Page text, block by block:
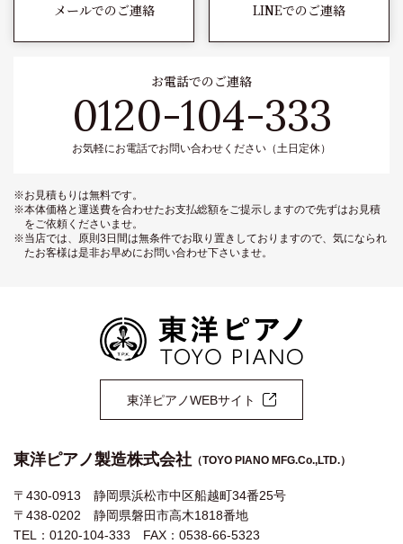
メールでのご連絡 LINEでのご連絡
お電話でのご連絡
0120-104-333
お気軽にお電話でお問い合わせください（土日定休）
※お見積もりは無料です。
※本体価格と運送費を合わせたお支払総額をご提示しますので先ずはお見積
をご依頼くださいませ。
※当店では、原則3日間は無条件でお取り置きしておりますので、気になられ
たお客様は是非お早めにお問い合わせ下さいませ。
東洋ピアノWEBサイト
東洋ピアノ製造株式会社 （TOYO PIANO MFG.Co.,LTD.）
〒430-0913 静岡県浜松市中区船越町34番25号
〒438-0202 静岡県磐田市高木1818番地
TEL：0120-104-333 FAX：0538-66-5323